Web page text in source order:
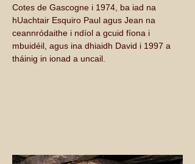
Cotes de Gascogne i 1974, ba iad na
hUachtair Esquiro Paul agus Jean na
ceannródaithe i ndíol a gcuid fíona i
mbuidéil, agus ina dhiaidh David i 1997 a
tháinig in ionad a uncail.